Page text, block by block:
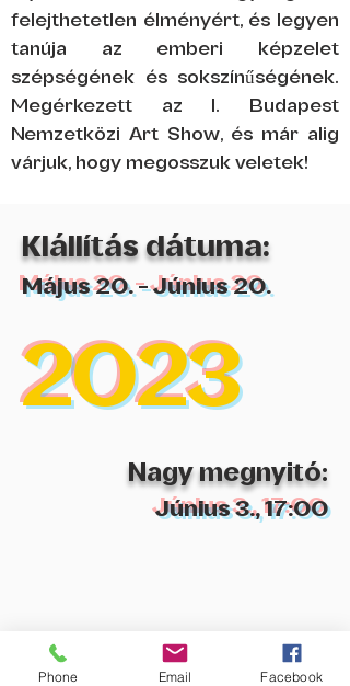
felejthetetlen élményért, és legyen
tanúja az emberi képzelet
szépségének és sokszínűségének.
Megérkezett az
I. Budapest
Nemzetközi Art Show, és már alig
várjuk, hogy megosszuk veletek!
Kiállítás dátuma:
Május 20. - Június 20.
2023
Nagy megnyitó:
Június 3., 17:00
Phone Email Facebook